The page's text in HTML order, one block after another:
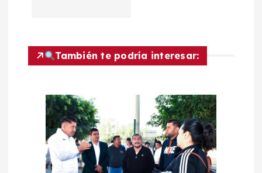
d
También te podría interesar: